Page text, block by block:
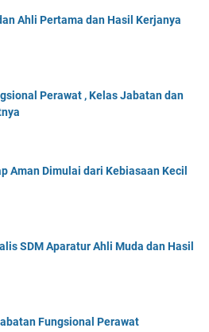
Ahli Pertama dan Hasil Kerjanya
Perawat , Kelas Jabatan dan
Aman Dimulai dari Kebiasaan Kecil
SDM Aparatur Ahli Muda dan Hasil
Fungsional Perawat